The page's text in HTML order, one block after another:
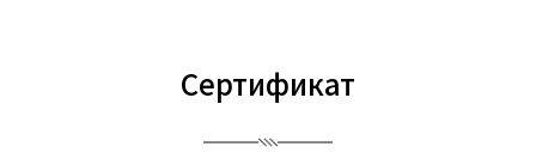
Сертификат